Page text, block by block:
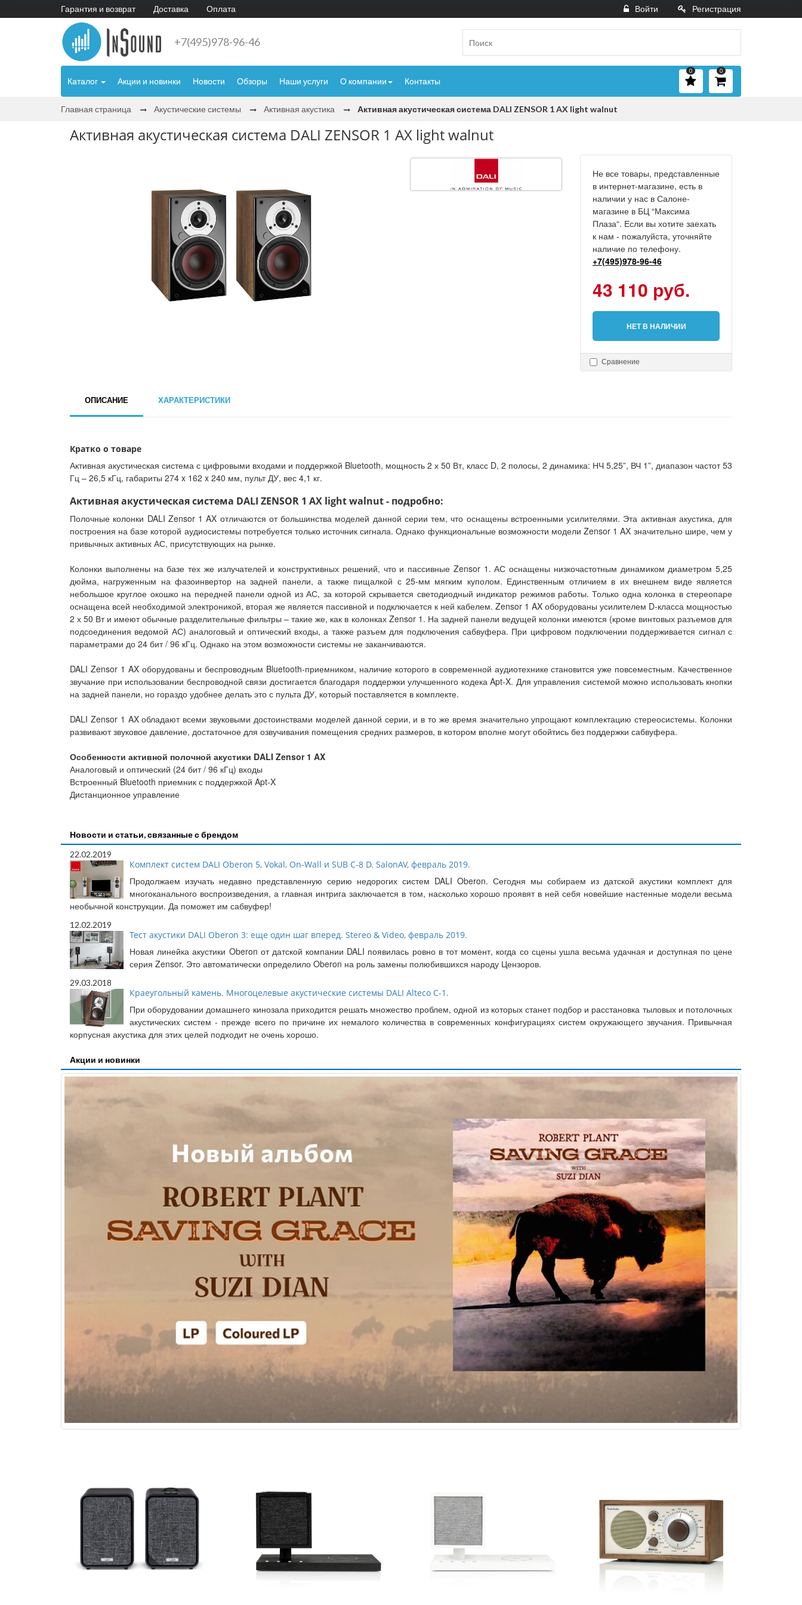
Гарантия и возврат Доставка Оплата Войти Регистрация
+7(495)978-96-46
Каталог Акции и новинки Новости Обзоры Наши услуги О компании Контакты
0
0
Главная страница Акустические системы Активная акустика Активная акустическая система DALI ZENSOR 1 AX light walnut
Активная акустическая система DALI ZENSOR 1 AX light walnut
Не все товары, представленные
в интернет-магазине, есть в
наличии у нас в Салоне-
магазине в БЦ “Максима
Плаза“. Если вы хотите заехать
к нам - пожалуйста, уточняйте
наличие по телефону.
+7(495)978-96-46
43 110 руб.
НЕТ В НАЛИЧИИ
Сравнение
ОПИСАНИЕ ХАРАКТЕРИСТИКИ
Кратко о товаре
Активная акустическая система с цифровыми входами и поддержкой Bluetooth, мощность 2 х 50 Вт, класс D, 2 полосы, 2 динамика: НЧ 5,25”, ВЧ 1”, диапазон частот 53
Гц – 26,5 кГц, габариты 274 x 162 x 240 мм, пульт ДУ, вес 4,1 кг.
Активная акустическая система DALI ZENSOR 1 AX light walnut - подробно:
Полочные колонки DALI Zensor 1 AX отличаются от большинства моделей данной серии тем, что оснащены встроенными усилителями. Эта активная акустика, для
построения на базе которой аудиосистемы потребуется только источник сигнала. Однако функциональные возможности модели Zensor 1 AX значительно шире, чем у
привычных активных АС, присутствующих на рынке.
Колонки выполнены на базе тех же излучателей и конструктивных решений, что и пассивные Zensor 1. АС оснащены низкочастотным динамиком диаметром 5,25
дюйма, нагруженным на фазоинвертор на задней панели, а также пищалкой с 25-мм мягким куполом. Единственным отличием в их внешнем виде является
небольшое круглое окошко на передней панели одной из АС, за которой скрывается светодиодный индикатор режимов работы. Только одна колонка в стереопаре
оснащена всей необходимой электроникой, вторая же является пассивной и подключается к ней кабелем. Zensor 1 AX оборудованы усилителем D-класса мощностью
2 х 50 Вт и имеют обычные разделительные фильтры – такие же, как в колонках Zensor 1. На задней панели ведущей колонки имеются (кроме винтовых разъемов для
подсоединения ведомой АС) аналоговый и оптический входы, а также разъем для подключения сабвуфера. При цифровом подключении поддерживается сигнал с
параметрами до 24 бит / 96 кГц. Однако на этом возможности системы не заканчиваются.
DALI Zensor 1 AX оборудованы и беспроводным Bluetooth-приемником, наличие которого в современной аудиотехнике становится уже повсеместным. Качественное
звучание при использовании беспроводной связи достигается благодаря поддержки улучшенного кодека Apt-X. Для управления системой можно использовать кнопки
на задней панели, но гораздо удобнее делать это с пульта ДУ, который поставляется в комплекте.
DALI Zensor 1 AX обладают всеми звуковыми достоинствами моделей данной серии, и в то же время значительно упрощают комплектацию стереосистемы. Колонки
развивают звуковое давление, достаточное для озвучивания помещения средних размеров, в котором вполне могут обойтись без поддержки сабвуфера.
Особенности активной полочной акустики DALI Zensor 1 AX
Аналоговый и оптический (24 бит / 96 кГц) входы
Встроенный Bluetooth приемник с поддержкой Apt-X
Дистанционное управление
Новости и статьи, связанные с брендом
22.02.2019
Комплект систем DALI Oberon 5, Vokal, On-Wall и SUB C-8 D. SalonAV, февраль 2019.
Продолжаем изучать недавно представленную серию недорогих систем DALI Oberon. Сегодня мы собираем из датской акустики комплект для
многоканального воспроизведения, а главная интрига заключается в том, насколько хорошо проявят в ней себя новейшие настенные модели весьма
необычной конструкции. Да поможет им сабвуфер!
12.02.2019
Тест акустики DALI Oberon 3: еще один шаг вперед. Stereo & Video, февраль 2019.
Новая линейка акустики Oberon от датской компании DALI появилась ровно в тот момент, когда со сцены ушла весьма удачная и доступная по цене
серия Zensor. Это автоматически определило Oberon на роль замены полюбившихся народу Цензоров.
29.03.2018
Краеугольный камень. Многоцелевые акустические системы DALI Alteco C-1.
При оборудовании домашнего кинозала приходится решать множество проблем, одной из которых станет подбор и расстановка тыловых и потолочных
акустических систем - прежде всего по причине их немалого количества в современных конфигурациях систем окружающего звучания. Привычная
корпусная акустика для этих целей подходит не очень хорошо.
Акции и новинки